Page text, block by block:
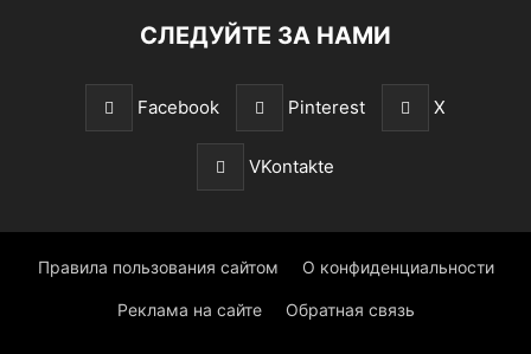
СЛЕДУЙТЕ ЗА НАМИ
Facebook Pinterest X
VKontakte
Правила пользования сайтом О конфиденциальности
Реклама на сайте Обратная связь